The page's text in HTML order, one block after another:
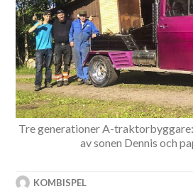
Tre generationer A-
av sonen Dennis och
KOMBISPEL